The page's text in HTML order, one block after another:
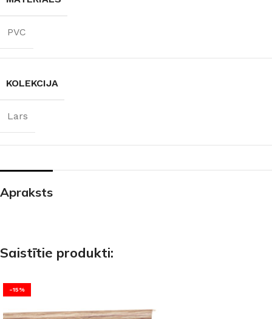
PVC
KOLEKCIJA
Lars
Apraksts
Saistītie produkti:
-15%